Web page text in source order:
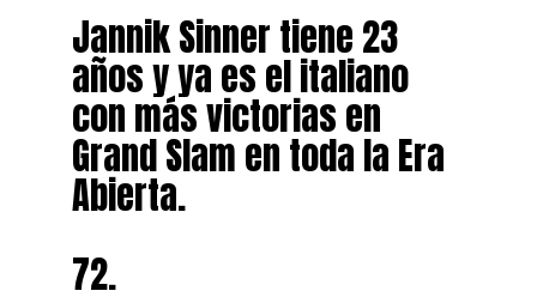
Jannik Sinner tiene 23
años y ya es el italiano
con más victorias en
Grand Slam en toda la Era
Abierta.
72.